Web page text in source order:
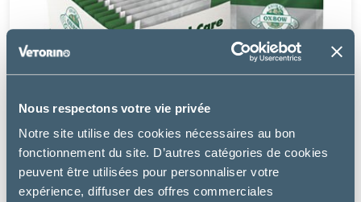
Nous respectons votre vie privée
Notre site utilise des cookies nécessaires au bon
fonctionnement du site. D’autres catégories de cookies
peuvent être utilisées pour personnaliser votre
expérience, diffuser des offres commerciales
Oxbow Animal Health
OXBOW CRITICAL CARE POUDRE